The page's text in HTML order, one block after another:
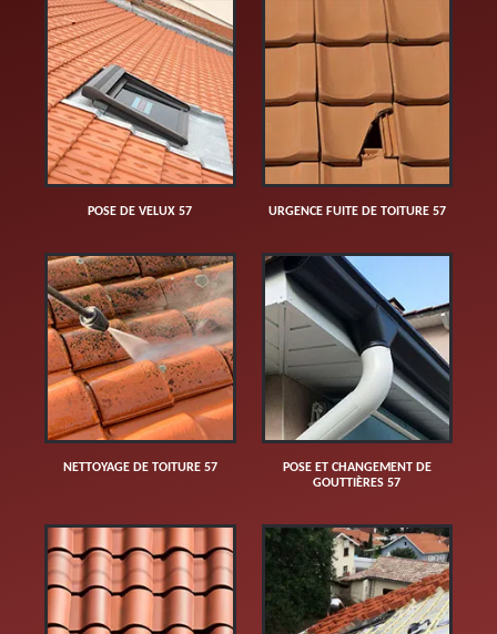
POSE DE VELUX 57 URGENCE FUITE DE TOITURE 57
NETTOYAGE DE TOITURE 57
POSE ET CHANGEMENT DE
GOUTTIÈRES 57